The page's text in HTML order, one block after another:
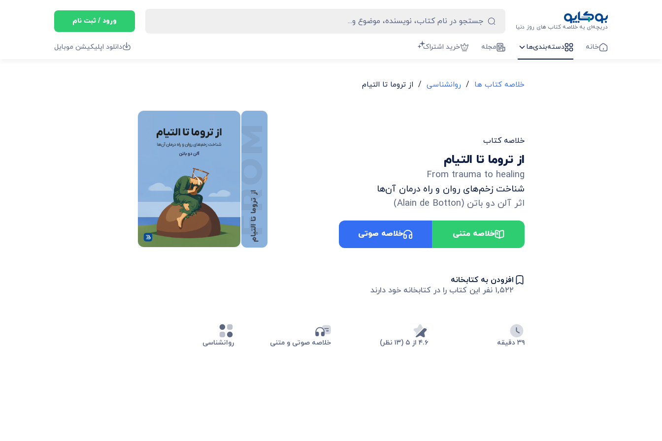
دریچه‌ای به خلاصه کتاب های روز دنیا
ورود / ثبت نام
خانه دسته‌بندی‌ها مجله خرید اشتراک دانلود اپلیکیشن موبایل
خلاصه کتاب ها / روانشناسی / از تروما تا التیام
از تروما تا التیام
خلاصه کتاب
از تروما تا التیام
From trauma to healing
شناخت زخم‌های روان و راه درمان آن‌ها
اثر آلن دو باتن (
Alain de Botton
)
خلاصه متنی خلاصه صوتی
افزودن به کتابخانه
۱,۵۲۲ نفر این کتاب را در کتابخانه خود دارند
۳۹ دقیقه ۴.۶ از ۵ (۱۳ نظر) خلاصه صوتی و متنی روانشناسی